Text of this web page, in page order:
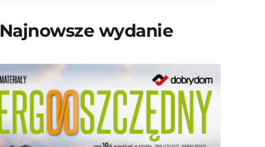
Najnowsze wydanie